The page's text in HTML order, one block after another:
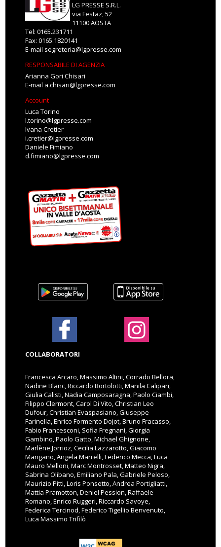
LG PRESSE S.R.L.
via Festaz, 52
11100 AOSTA
Tel: 0165.231711
Fax: 0165.1820141
E-mail segreteria@lgpresse.com
RESPONSABILE DI AGENZIA
Arianna Gori Chisari
E-mail a.chisari@lgpresse.com
Account
Luca Torino
l.torino@lgpresse.com
Ivana Cretier
i.cretier@lgpresse.com
Daniele Fimiano
d.fimiano@lgpresse.com
COLLABORATORI
Francesca Arcaro, Massimo Altini, Corrado Bellora,
Nadine Blanc, Riccardo Bortolotti, Manila Calipari,
Giulia Calisti, Nadia Camposaragna, Paolo Ciambi,
Filippo Clermont, Carol Di Vito, Christian Leo
Dufour, Christian Evaspasiano, Giuseppe
Farinella, Enrico Formento Dojot, Bruno Fracasso,
Fabio Francesconi, Sofia Fregnani, Giorgia
Gambino, Paolo Gatto, Michael Ghignone,
Marlène Jorrioz, Cecilia Lazzarotto, Giacomo
Mangano, Angela Marrelli, Federico Mecca, Luca
Mauro Melloni, Marc Montrosset, Matteo Nigra,
Sabrina Olibano, Emiliano Pala, Gabriele Peloso,
Maurizio Pitti, Loris Ponsetto, Andrea Portigliatti,
Mattia Pramotton, Deniel Pession, Raffaele
Romano, Enrico Ruggeri, Riccardo Savoye,
Federica Tercinod, Federico Tigellio Benvenuto,
Luca Massimo Trifilò